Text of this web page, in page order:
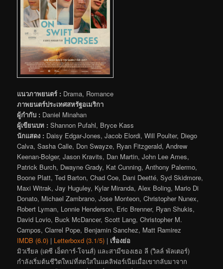
แนวภาพยนตร์ : Drama, Romance
ภาพยนตร์ประเทศสหรัฐอเมริกา
ผู้กำกับ : Daniel Minahan
ผู้เขียนบท : Shannon Pufahl, Bryce Kass
นักแสดง : Daisy Edgar-Jones, Jacob Elordi, Will Poulter, Diego
Calva, Sasha Calle, Don Swayze, Ryan Fitzgerald, Andrew
Keenan-Bolger, Jason Kravits, Dan Martin, John Lee Ames,
Patrick Burch, Dwayne Grady, Kat Cunning, Anthony Palermo,
Boone Platt, Ted Barton, Chad Coe, Dani Deetté, Syd Skidmore,
Maxi Witrak, Jay Huguley, Kylar Miranda, Alex Boling, Mario Di
Donato, Michael Zambrano, Jose Monteon, Christopher Nunex,
Robert Lyman, Lonnie Henderson, Eric Brenner, Ryan Shukis,
David Lovio, Buck McDancer, Scott Lang, Christopher M.
Campos, Clarrel Pope, Benjamin Sanchez, Matt Ramirez
IMDB (6.0) | Letterboxd (3.1/5) | เรื่องย่อ
มิวเรียล (เดซี เอ็ดการ์-โจนส์) และสามีของเธอ ลี (วิลล์ พัลเตอร์)
กำลังเริ่มต้นชีวิตใหม่ที่สดใสในแคลิฟอร์เนียเมื่อเขากลับมาจาก